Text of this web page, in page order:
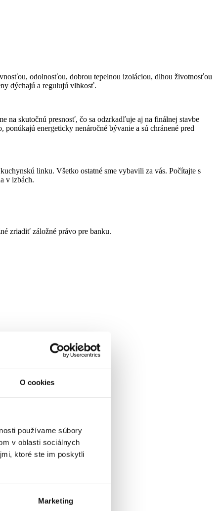
O cookies
používame súbory
v oblasti sociálnych
ktoré ste im poskytli
Marketing
odolnosťou, dobrou tepelnou izoláciou, dlhou životnosťou
dýchajú a regulujú vlhkosť.
na skutočnú presnosť, čo sa odzrkadľuje aj na finálnej stavbe
energeticky nenáročné bývanie a sú chránené pred
linku. Všetko ostatné sme vybavili za vás. Počítajte s
v izbách.
zriadiť záložné právo pre banku.